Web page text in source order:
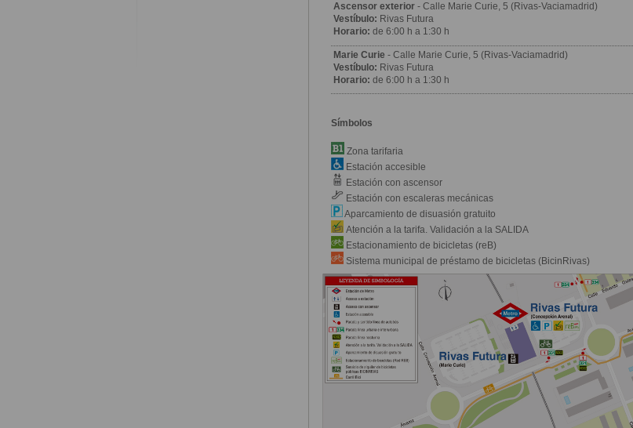
Ascensor exterior - Calle Marie Curie, 5 (Rivas-Vaciamadrid)
Vestíbulo: Rivas Futura
Horario: de 6:00 h a 1:30 h
Marie Curie - Calle Marie Curie, 5 (Rivas-Vaciamadrid)
Vestíbulo: Rivas Futura
Horario: de 6:00 h a 1:30 h
Símbolos
Zona tarifaria
Estación accesible
Estación con ascensor
Estación con escaleras mecánicas
Aparcamiento de disuasión gratuito
Atención a la tarifa. Validación a la SALIDA
Estacionamiento de bicicletas (reB)
Sistema municipal de préstamo de bicicletas (BicinRivas)